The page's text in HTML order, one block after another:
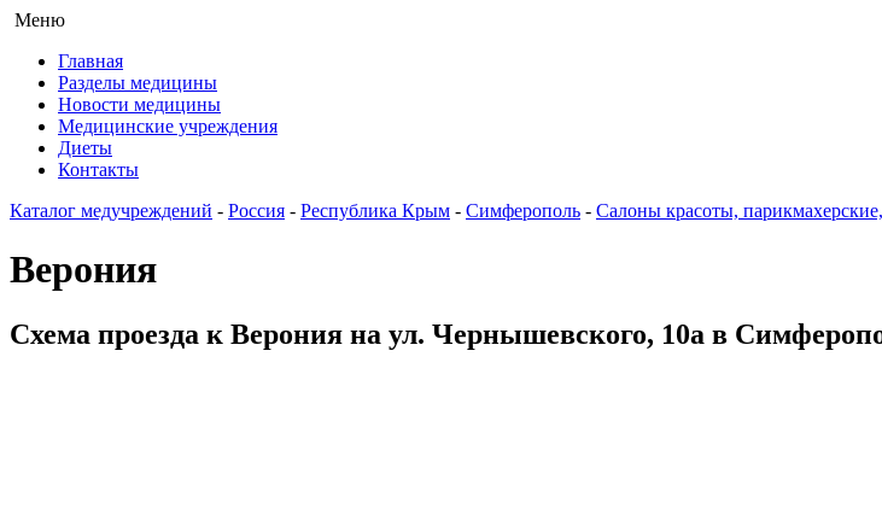
Меню
Главная
Разделы медицины
Новости медицины
Медицинские учреждения
Диеты
Контакты
Каталог медучреждений - Россия - Республика Крым - Симферополь - Салоны красоты,
Верония
Схема проезда к Верония на ул. Чернышевского, 10а в